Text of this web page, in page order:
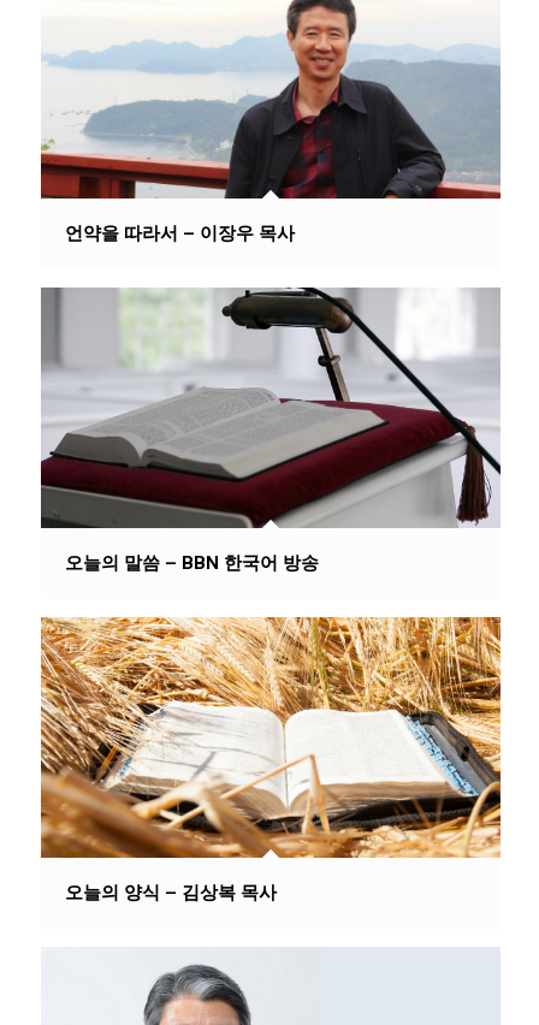
언약을 따라서 – 이장우 목사
오늘의 말씀 – BBN 한국어 방송
오늘의 양식 – 김상복 목사